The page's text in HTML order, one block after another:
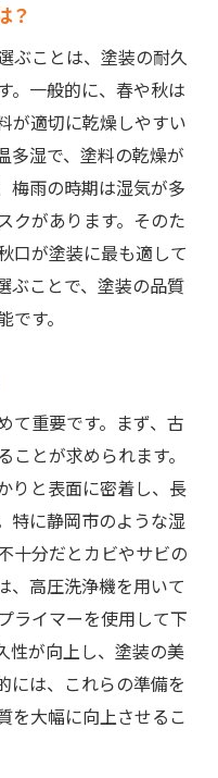
元ルール
塗装準備
準備の秘訣
の選定
る方法
べき基本
た塗装術
ポイント
の重要性
備とは
した時期
ーニング法
の立て方
をご紹介
い塗装のコツ
準備法
た塗料選び
気候条件
い塗装方法
順
？
ぶことは、塗装の耐久
。一般的に、春や秋は
が適切に乾燥しやすい
多湿で、塗料の乾燥が
梅雨の時期は湿気が多
クがあります。そのた
口が塗装に最も適して
ぶことで、塗装の品質
す。
て重要です。まず、古
とが求められます。
りと表面に密着し、長
特に静岡市のような湿
十分だとカビやサビの
、高圧洗浄機を用いて
ライマーを使用して下
性が向上し、塗装の美
には、これらの準備を
を大幅に向上させるこ